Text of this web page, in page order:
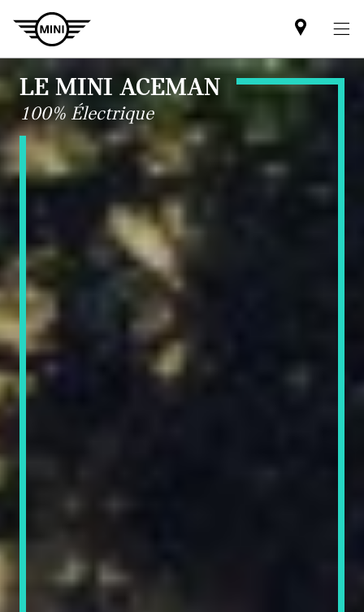
Mini
dealer
partner
LE MINI ACEMAN
100% Électrique